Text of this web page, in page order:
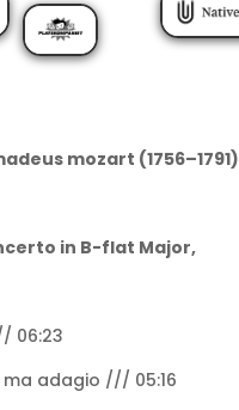
mozart (1756–1791)
in B-flat Major,
06:23
adagio /// 05:16